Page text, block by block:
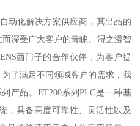
解决方案供应商，其出品的
深受广大客户的青睐。浔之漫智
西门子的合作伙伴，为客户提
了满足不同领域客户的需求，我
产品。ET200系列PLC是一种基
，具备高度可靠性、灵活性以及